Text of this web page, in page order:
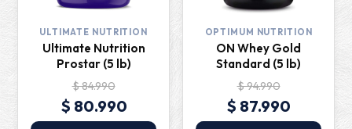
ULTIMATE NUTRITION
Ultimate Nutrition
Prostar (5 lb)
$ 84.990
$ 80.990
OPTIMUM NUTRITION
ON Whey Gold
Standard (5 lb)
$ 94.990
$ 87.990